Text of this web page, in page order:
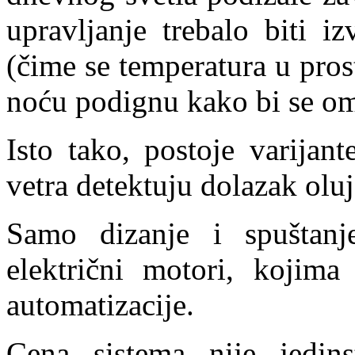
upravljanje trebalo biti
(čime se temperatura u
noću podignu kako bi se
Isto tako, postoje
vetra detektuju dolazak
Samo dizanje i
električni motori,
automatizacije.